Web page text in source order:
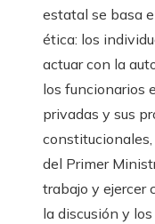
estatal se basa
ética: los
actuar con la
los funcionarios
privadas y sus
del Primer
trabajo y ejercer
la discusión y